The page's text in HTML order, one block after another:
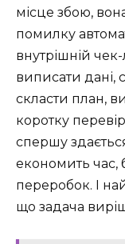
місце збою,
помилку
внутрішній
виписати
скласти план,
коротку
спершу
економить час,
переробок. І
що задача